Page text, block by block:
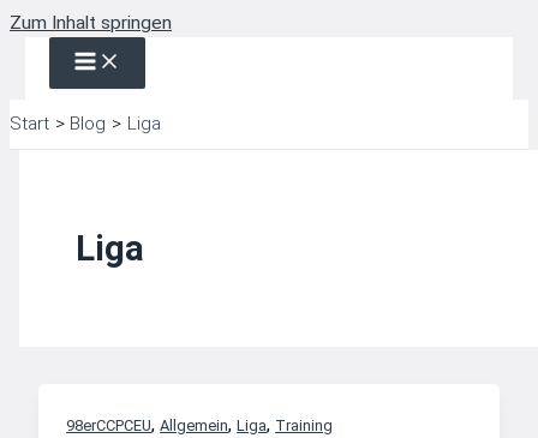
Zum Inhalt springen
Start Blog Liga
Liga
98erCCPCEU,Allgemein,Liga, Training